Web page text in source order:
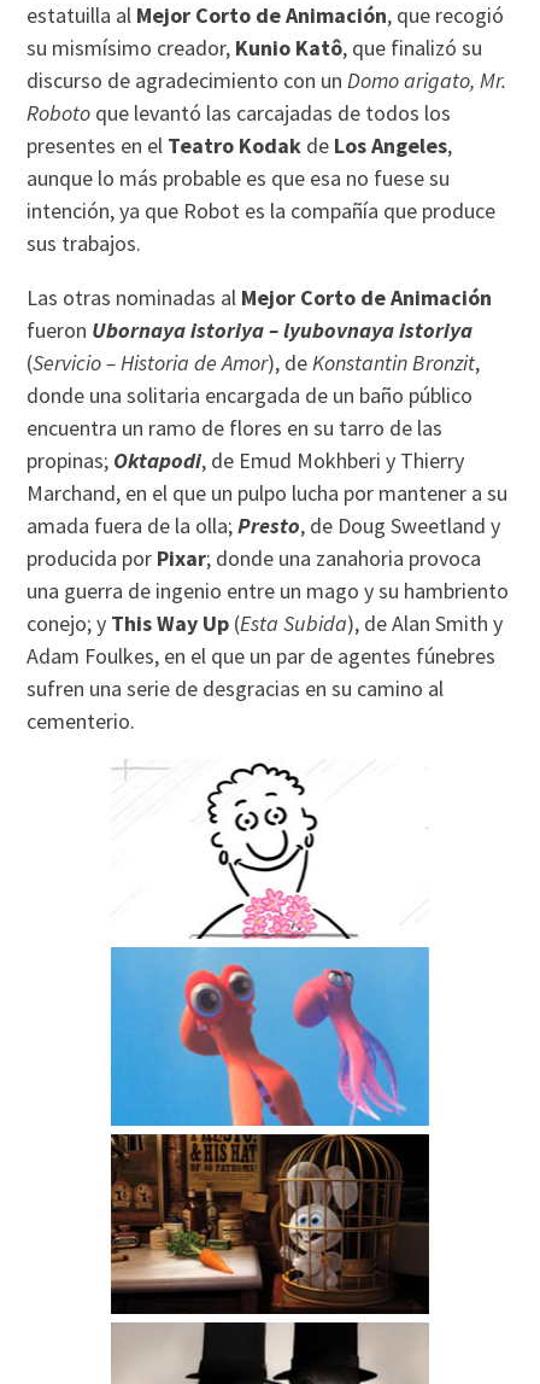
estatuilla al Mejor Corto de Animación, que recogió
su mismísimo creador, Kunio Katô, que finalizó su
discurso de agradecimiento con unDomo arigato, Mr.
Roboto que levantó las carcajadas de todos los
presentes en el Teatro Kodak de Los Angeles,
aunque lo más probable es que esa no fuese su
intención, ya que Robot es la compañía que produce
sus trabajos.
Las otras nominadas al Mejor Corto de Animación
fueron Ubornaya istoriya – lyubovnaya istoriya
(Servicio – Historia de Amor), deKonstantin Bronzit,
donde una solitaria encargada de un baño público
encuentra un ramo de flores en su tarro de las
propinas; Oktapodi, de Emud Mokhberi y Thierry
Marchand, en el que un pulpo lucha por mantener a su
amada fuera de la olla;Presto, de Doug Sweetland y
producida por Pixar; donde una zanahoria provoca
una guerra de ingenio entre un mago y su hambriento
conejo; y This Way Up (Esta Subida), de Alan Smith y
Adam Foulkes, en el que un par de agentes fúnebres
sufren una serie de desgracias en su camino al
cementerio.